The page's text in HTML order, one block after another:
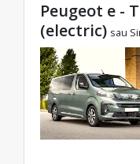
Peugeot e -
(electric) sau